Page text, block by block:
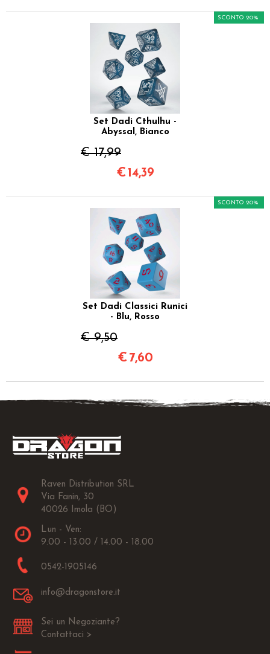
Set Dadi Cthulhu -
Abyssal, Bianco
€ 17,99
SCONTO 20%
€ 14,39
Set Dadi Classici Runici
- Blu, Rosso
€ 9,50
SCONTO 20%
€ 7,60
Raven Distribution SRL
Via Fanin, 30
40026 Imola (BO)
Lun - Ven:
9.00 - 13.00 / 14.00 - 18.00
0542-1905146
info@dragonstore.it
Sei un Negoziante?
Contattaci >